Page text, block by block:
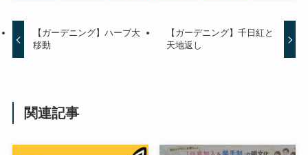
【ガーデニング】ハーブ大
移動
【ガーデニング】千日紅と
天地返し
関連記事